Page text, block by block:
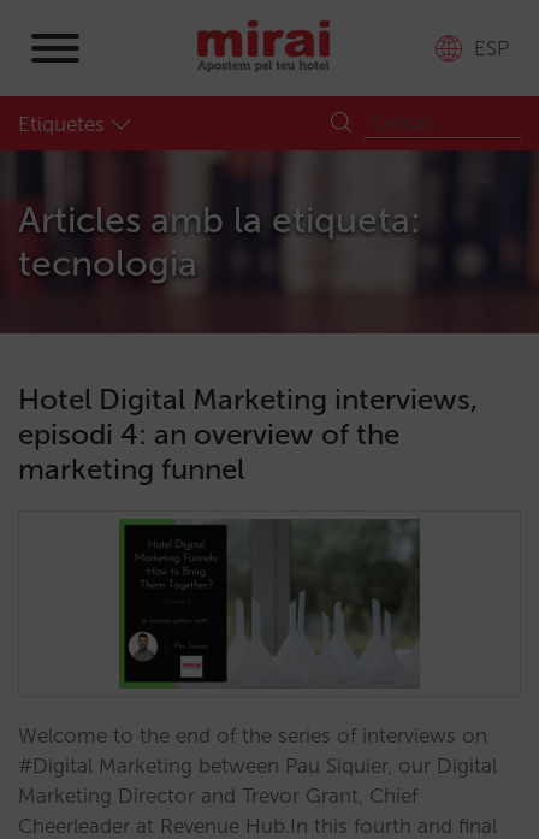
ESP
Etiquetes
Articles amb la etiqueta:
tecnologia
Hotel Digital Marketing interviews,
episodi 4: an overview of the
marketing funnel
Welcome to the end of the series of interviews on
#Digital Marketing between Pau Siquier, our Digital
Marketing Director and Trevor Grant, Chief
Cheerleader at Revenue Hub.In this fourth and final